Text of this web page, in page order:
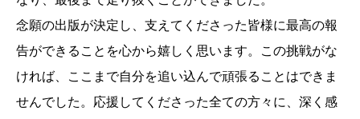
念願の出版が決定し、支えてくださった皆様に最高の報
告ができることを心から嬉しく思います。この挑戦がな
ければ、ここまで自分を追い込んで頑張ることはできま
せんでした。応援してくださった全ての方々に、深く感